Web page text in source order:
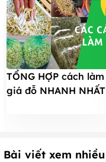
TỔNG HỢP cách làm
giá đỗ NHANH NHẤT
Bài viết xem nhiều